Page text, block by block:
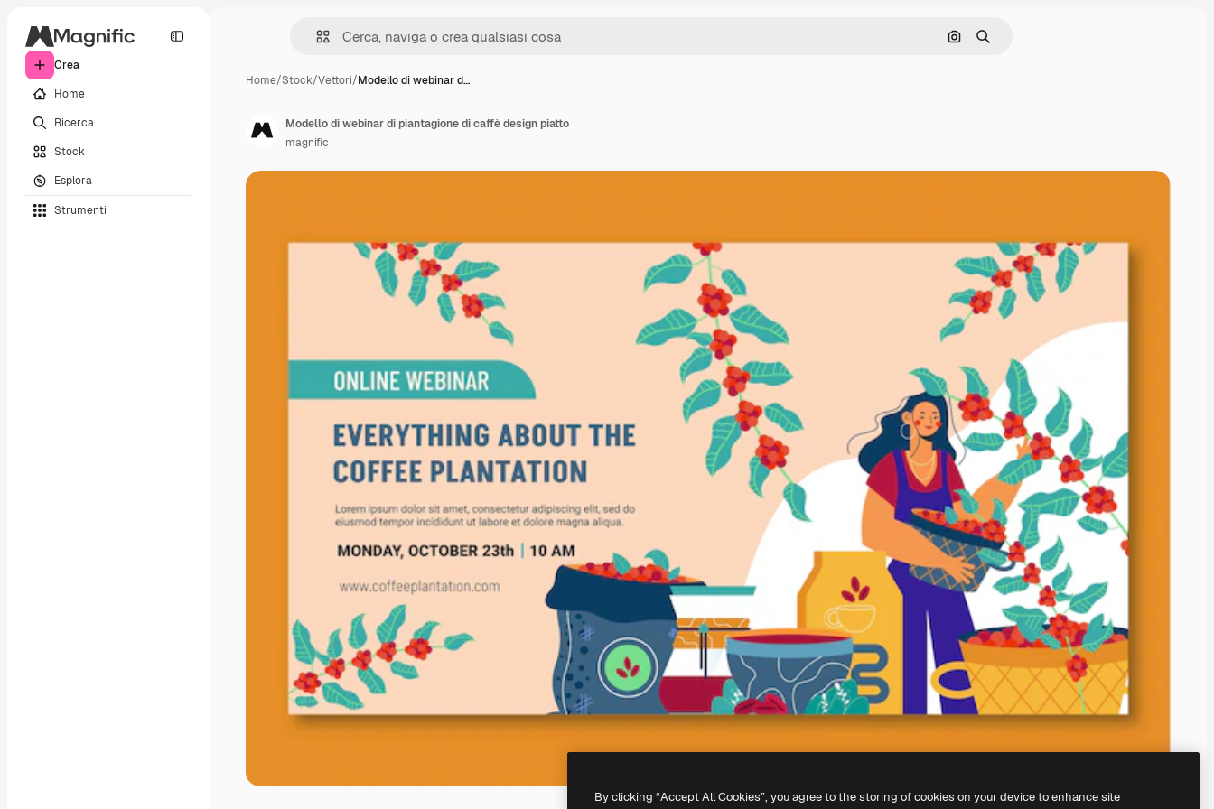
Crea
Home
Ricerca
Stock
Esplora
Strumenti
Cerca per immagine
Ricerca
Home/Stock/Vettori/Modello di webinar d…
Modello di webinar di piantagione di caffè design piatto
magnific
By clicking “Accept All Cookies”, you agree to the storing of cookies on your device to enhance site